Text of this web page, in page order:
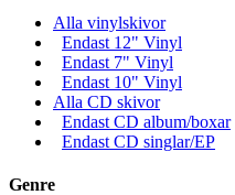
Alla vinylskivor
Endast 12" Vinyl
Endast 7" Vinyl
Endast 10" Vinyl
Alla CD skivor
Endast CD album/boxar
Endast CD singlar/EP
Genre